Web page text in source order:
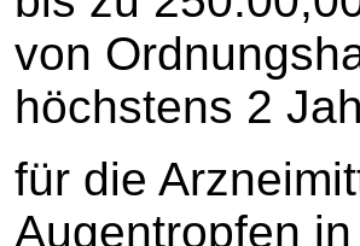
von
höchstens 2
für die
Augentropfen